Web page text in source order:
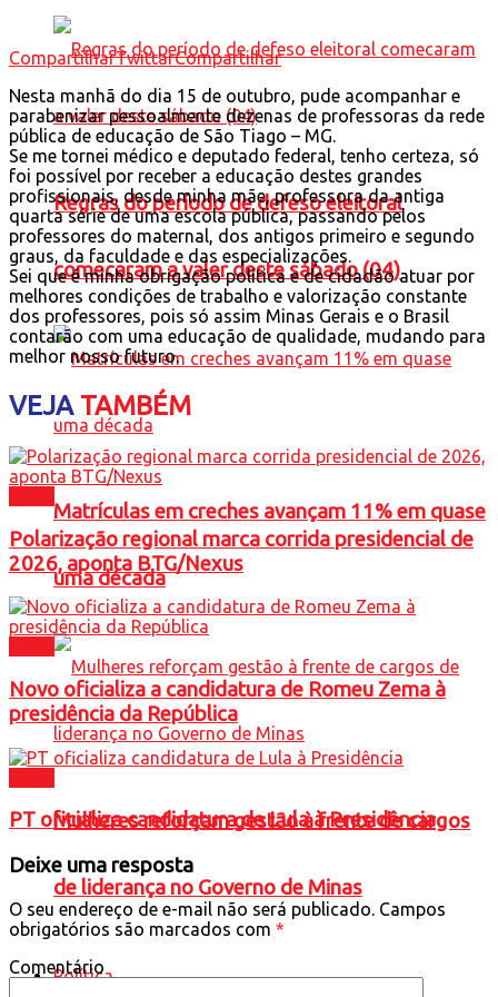
Regras do período de defeso eleitoral
comecaram a valer deste sábado (04)
Matrículas em creches avançam 11% em quase
uma década
Mulheres reforçam gestão à frente de cargos
de liderança no Governo de Minas
Política
CompartilharTwittarCompartilhar
Nesta manhã do dia 15 de outubro, pude acompanhar e
parabenizar pessoalmente dezenas de professoras da rede
pública de educação de São Tiago – MG.
Se me tornei médico e deputado federal, tenho certeza, só
foi possível por receber a educação destes grandes
profissionais, desde minha mãe, professora da antiga
quarta série de uma escola pública, passando pelos
professores do maternal, dos antigos primeiro e segundo
graus, da faculdade e das especializações.
Sei que é minha obrigação política e de cidadão atuar por
melhores condições de trabalho e valorização constante
dos professores, pois só assim Minas Gerais e o Brasil
contarão com uma educação de qualidade, mudando para
melhor nosso futuro.
VEJATAMBÉM
Polarização regional marca corrida presidencial de
2026, aponta BTG/Nexus
Novo oficializa a candidatura de Romeu Zema à
presidência da República
PT oficializa candidatura de Lula à Presidência
Deixe uma resposta
O seu endereço de e-mail não será publicado. Campos
obrigatórios são marcados com *
Comentário